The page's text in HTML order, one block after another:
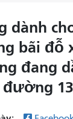
dành
bãi đỗ
đang